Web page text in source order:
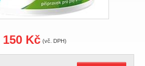
150 Kč (vč. DPH)